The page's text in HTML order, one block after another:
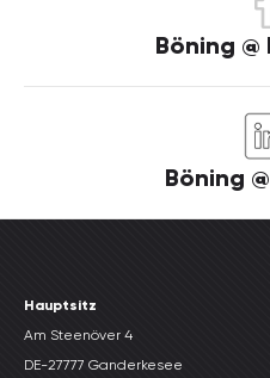
Böning
Böning
Hauptsitz
Am Steenöver 4
DE-27777 Ganderkesee